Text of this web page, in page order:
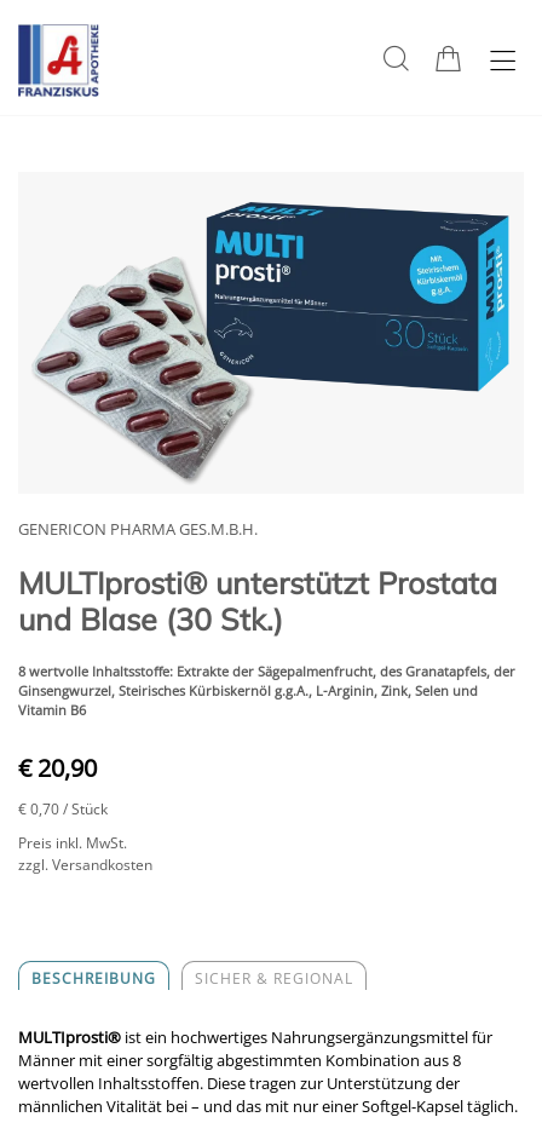
GENERICON PHARMA GES.M.B.H.
MULTIprosti® unterstützt Prostata
und Blase (30 Stk.)
8 wertvolle Inhaltsstoffe: Extrakte der Sägepalmenfrucht, des Granatapfels, der
Ginsengwurzel, Steirisches Kürbiskernöl g.g.A., L-Arginin, Zink, Selen und
Vitamin B6
€ 20,90
€ 0,70/ Stück
Preis inkl. MwSt.
zzgl. Versandkosten
BESCHREIBUNG SICHER & REGIONAL
MULTIprosti® ist ein hochwertiges Nahrungsergänzungsmittel für
Männer mit einer sorgfältig abgestimmten Kombination aus 8
wertvollen Inhaltsstoffen. Diese tragen zur Unterstützung der
männlichen Vitalität bei – und das mit nur einer Softgel-Kapsel täglich.